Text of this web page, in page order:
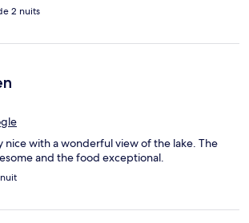
2 nuits
nice with a wonderful view of the lake. The
and the food exceptional.